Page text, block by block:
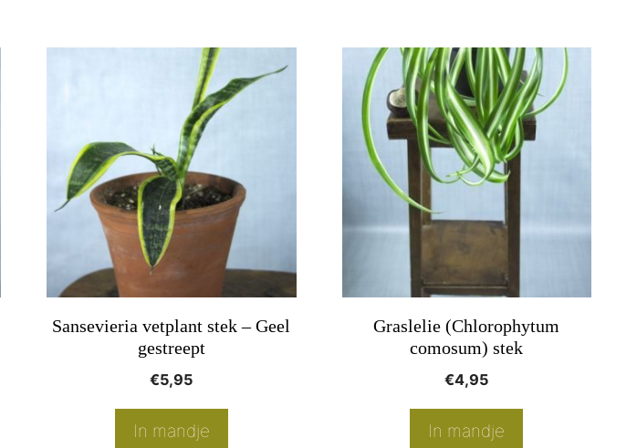
Sansevieria vetplant stek – Geel
gestreept
€5,95
In mandje
Graslelie (Chlorophytum
comosum) stek
€4,95
In mandje